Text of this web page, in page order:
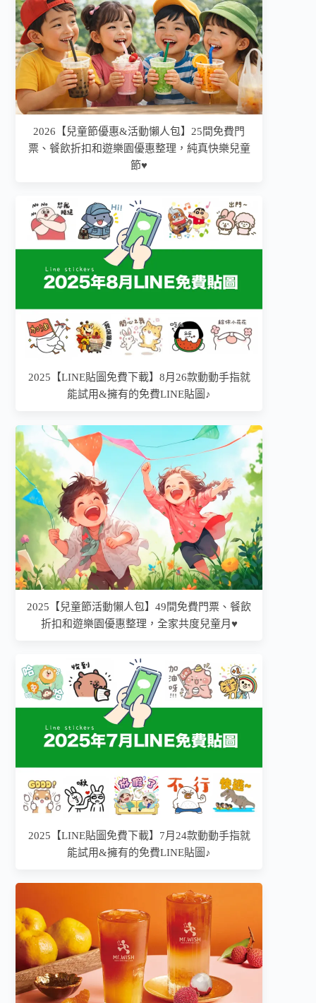
2026【兒童節優惠&活動懶人包】25間免費門
票、餐飲折扣和遊樂園優惠整理，純真快樂兒童
節♥
2025【LINE貼圖免費下載】8月26款動動手指就
能試用&擁有的免費LINE貼圖♪
2025【兒童節活動懶人包】49間免費門票、餐飲
折扣和遊樂園優惠整理，全家共度兒童月♥
2025【LINE貼圖免費下載】7月24款動動手指就
能試用&擁有的免費LINE貼圖♪